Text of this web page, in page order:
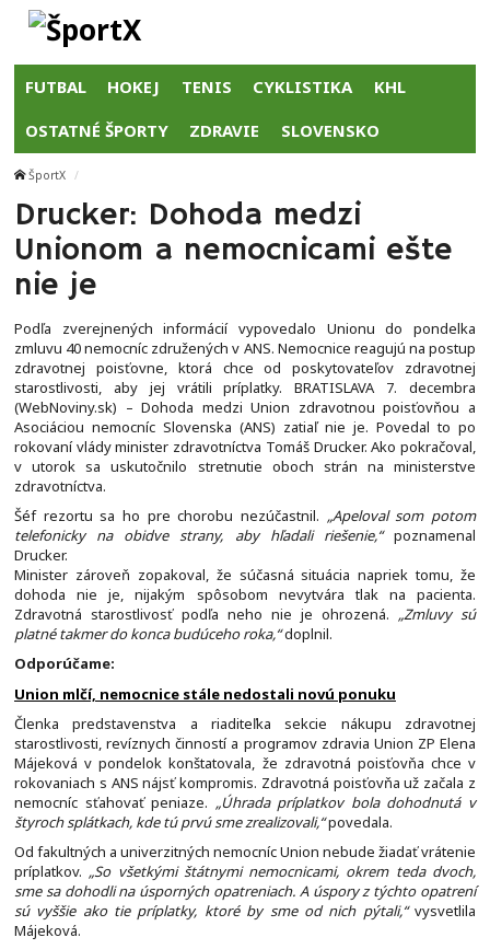
FUTBAL HOKEJ TENIS CYKLISTIKA KHL
OSTATNÉ ŠPORTY ZDRAVIE SLOVENSKO
ŠportX
Drucker: Dohoda medzi
Unionom a nemocnicami ešte
nie je
Podľa zverejnených informácií vypovedalo Unionu do pondelka
zmluvu 40 nemocníc združených v ANS. Nemocnice reagujú na postup
zdravotnej poisťovne, ktorá chce od poskytovateľov zdravotnej
starostlivosti, aby jej vrátili príplatky. BRATISLAVA 7. decembra
(WebNoviny.sk) – Dohoda medzi Union zdravotnou poisťovňou a
Asociáciou nemocníc Slovenska (ANS) zatiaľ nie je. Povedal to po
rokovaní vlády minister zdravotníctva Tomáš Drucker. Ako pokračoval,
v utorok sa uskutočnilo stretnutie oboch strán na ministerstve
zdravotníctva.
Šéf rezortu sa ho pre chorobu nezúčastnil. „Apeloval som potom
telefonicky na obidve strany, aby hľadali riešenie,“poznamenal
Drucker.
Minister zároveň zopakoval, že súčasná situácia napriek tomu, že
dohoda nie je, nijakým spôsobom nevytvára tlak na pacienta.
Zdravotná starostlivosť podľa neho nie je ohrozená. „Zmluvy sú
platné takmer do konca budúceho roka,“doplnil.
Odporúčame:
Union mlčí, nemocnice stále nedostali novú ponuku
Členka predstavenstva a riaditeľka sekcie nákupu zdravotnej
starostlivosti, revíznych činností a programov zdravia Union ZP Elena
Májeková v pondelok konštatovala, že zdravotná poisťovňa chce v
rokovaniach s ANS nájsť kompromis. Zdravotná poisťovňa už začala z
nemocníc sťahovať peniaze. „Úhrada príplatkov bola dohodnutá v
štyroch splátkach, kde tú prvú sme zrealizovali,“povedala.
Od fakultných a univerzitných nemocníc Union nebude žiadať vrátenie
príplatkov. „So všetkými štátnymi nemocnicami, okrem teda dvoch,
sme sa dohodli na úsporných opatreniach. A úspory z týchto opatrení
sú vyššie ako tie príplatky, ktoré by sme od nich pýtali,“ vysvetlila
Májeková.